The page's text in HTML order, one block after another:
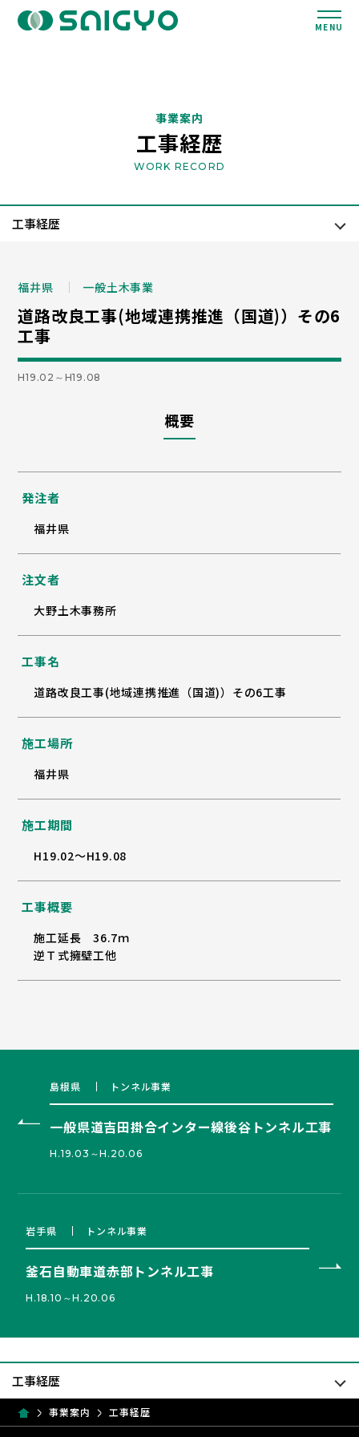
MENU
事業案内
工事経歴
WORK RECORD
福井県 一般土木事業
道路改良工事(地域連携推進（国道)）その6
工事
H19.02～H19.08
概要
発注者
福井県
注文者
大野土木事務所
工事名
道路改良工事(地域連携推進（国道)）その6工事
施工場所
福井県
施工期間
H19.02～H19.08
工事概要
施工延長 36.7ｍ
逆Ｔ式擁壁工他
島根県 トンネル事業
一般県道吉田掛合インター線後谷トンネル工事
H.19.03～H.20.06
岩手県 トンネル事業
釜石自動車道赤部トンネル工事
H.18.10～H.20.06
事業案内 工事経歴